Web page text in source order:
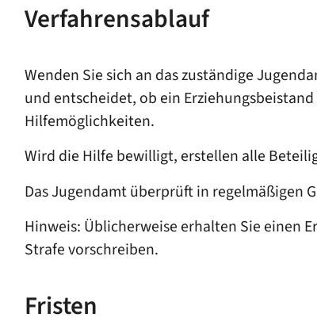
Verfahrensablauf
Wenden Sie sich an das zuständige
und entscheidet, ob ein
Hilfemöglichkeiten.
Wird die Hilfe bewilligt, erstellen alle
Das Jugendamt überprüft in regelmäßigen
Hinweis: Üblicherweise erhalten Sie einen
Strafe vorschreiben.
Fristen